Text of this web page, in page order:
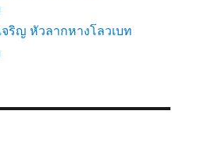
ริญ หัวลากหางโลวเบท